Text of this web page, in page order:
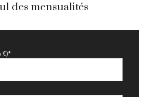
des mensualités
€)*